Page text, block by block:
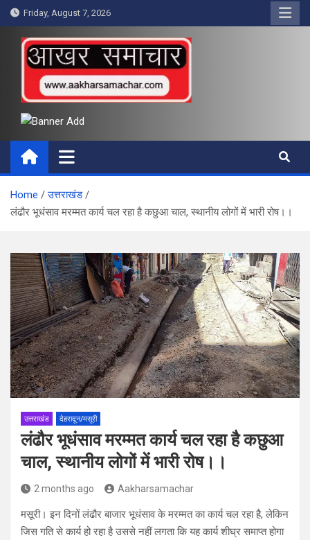
Skip
to
content
Friday, August 7, 2026
आखर समाचार
Home
उत्तराखंड
लंढौर भूधंसाव मरम्मत कार्य चल रहा है कछुआ चाल, स्थानीय लोगों में भारी रोष।।
उत्तराखंड देहरादून/मसूरी
लंढौर भूधंसाव मरम्मत कार्य चल रहा है कछुआ
चाल, स्थानीय लोगों में भारी रोष।।
2 months ago Aakharsamachar
मसूरी। इन दिनों लंढौर बाजार भूधंसाव के मरम्मत का कार्य चल रहा है, लेकिन
जिस गति से कार्य हो रहा है उससे नहीं लगता कि यह कार्य शीघ्र समाप्त होगा